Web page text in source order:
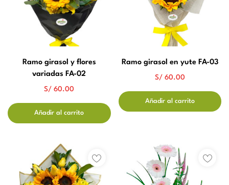
Ramo girasol y flores
variadas FA-02
S/ 60.00
Añadir al carrito
Ramo girasol en yute FA-03
S/ 60.00
Añadir al carrito